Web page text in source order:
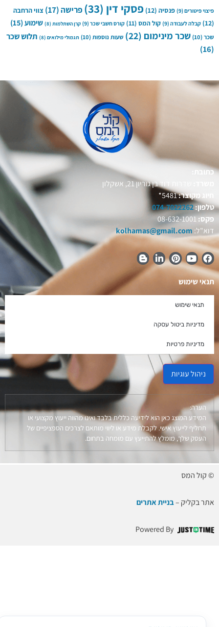
פיצוי פיטורים(9) פנסיה(12) פסקי דין(33) פרישה(17)
צווי הרחבה
קבלה לעבודה(9) קול המס(11) קורס חשבי שכר(9) קרן השתלמות(8) שימוע(15)
שכר(10) שכר מינימום(22) שעות נוספות(10) תגמולי מילואים(8)
תלוש שכר
כתובת:
משרד:
שדרות דוד בן גוריון 21, אשקלון
חיוג מקוצר:5481*
טלפון:074-7022262
פקס:08-632-1001
דוא"ל:kolhamas@gmail.com
תנאי שימוש
תנאי שימוש
מדיניות ביטול עסקה
מדיניות פרטיות
ניהול עוגיות
הערה:
המידע המוצג כאן הוא לידיעה כללית בלבד ואינו מהווה ייעוץ מקצועי או
תחליף לייעוץ אישי. לקבלת מידע או ליווי מותאם לצרכים הספציפיים של
העסק שלך, מומלץ להתייעץ עם מומחה בתחום.
© קול המס
אתר בקליק – בניית אתרים
Powered By